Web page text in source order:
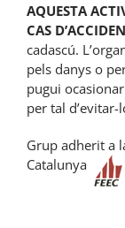
AQUESTA
CAS
cadascú.
pels danys o
pugui
per tal d’evitar-
Grup adherit a
Catalunya